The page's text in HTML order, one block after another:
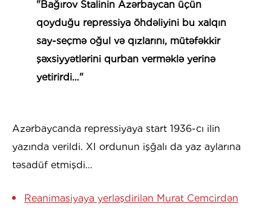
"Bağırov Stalinin Azərbaycan üçün
qoyduğu repressiya öhdəliyini bu xalqın
say-seçmə oğul və qızlarını, mütəfəkkir
şəxsiyyətlərini qurban verməklə yerinə
yetirirdi…"
Azərbaycanda repressiyaya start 1936-cı ilin
yazında verildi. XI ordunun işğalı da yaz aylarına
təsadüf etmişdi…
Reanimasiyaya yerləşdirilən Murat Cemcirdən